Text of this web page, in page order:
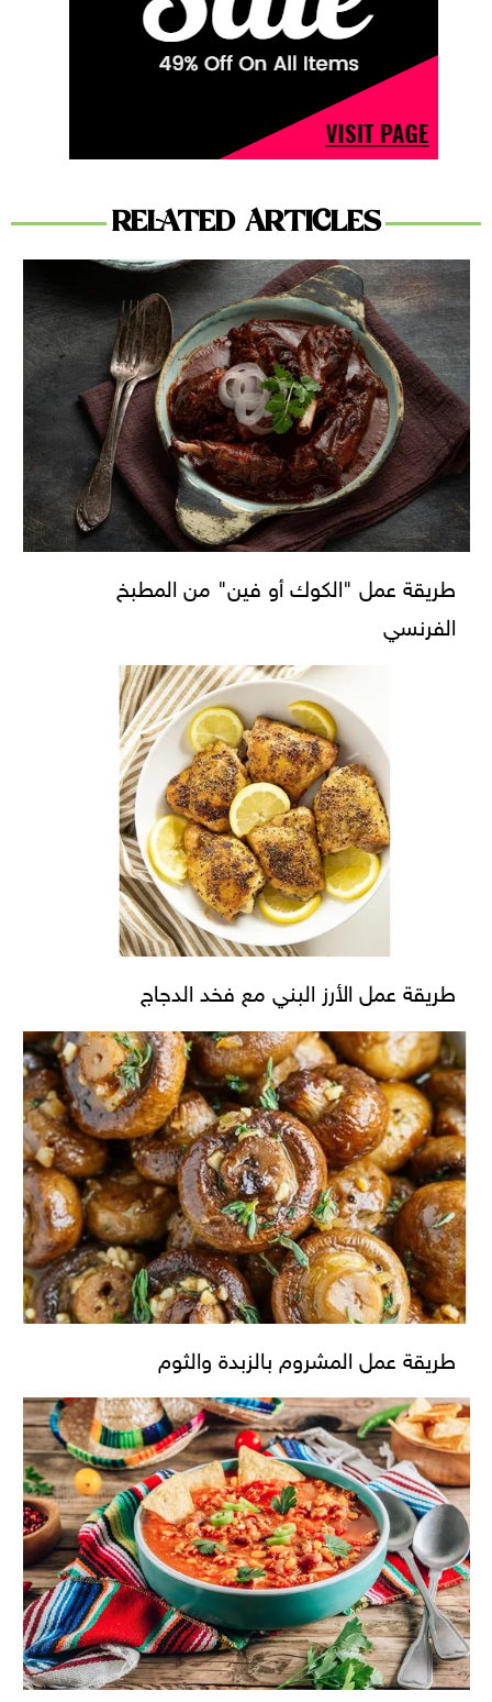
RELATED ARTICLES
طريقة عمل "الكوك أو فين" من المطبخ
الفرنسي
طريقة عمل الأرز البني مع فخد الدجاج
طريقة عمل المشروم بالزبدة والثوم